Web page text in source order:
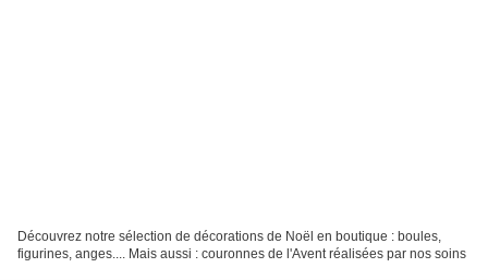
Découvrez notre sélection de décorations de Noël en boutique : boules,
figurines, anges.... Mais aussi : couronnes de l'Avent réalisées par nos soins